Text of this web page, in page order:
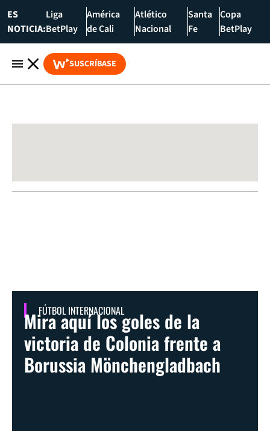
ES
NOTICIA:
Liga
BetPlay
América
de Cali
Atlético
Nacional
Santa
Fe
Copa
BetPlay
SUSCRÍBASE
FÚTBOL INTERNACIONAL
Mira aquí los goles de la
victoria de Colonia frente a
Borussia Mönchengladbach